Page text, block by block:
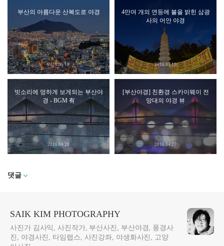
부산의 아름다운 산복도로 야경
2016.05.18
4만여 개의 연등에 불을 밝힌 삼광
사의 어안 야경
2016.05.10
빗소리에 멍하게 보게되는 부산야
경 - BGM 有
2016.04.28
[부산야경] 친환경 스카이웨이 전
망대의 야경 뷰
2016.04.27
댓글
SAIK KIM PHOTOGRAPHY
사진가 김사익, 사진작가, 부산사진, 부산야경, 풍경사
진, 야경사진, 타임랩스, 사진강좌, 야생화사진, 고양